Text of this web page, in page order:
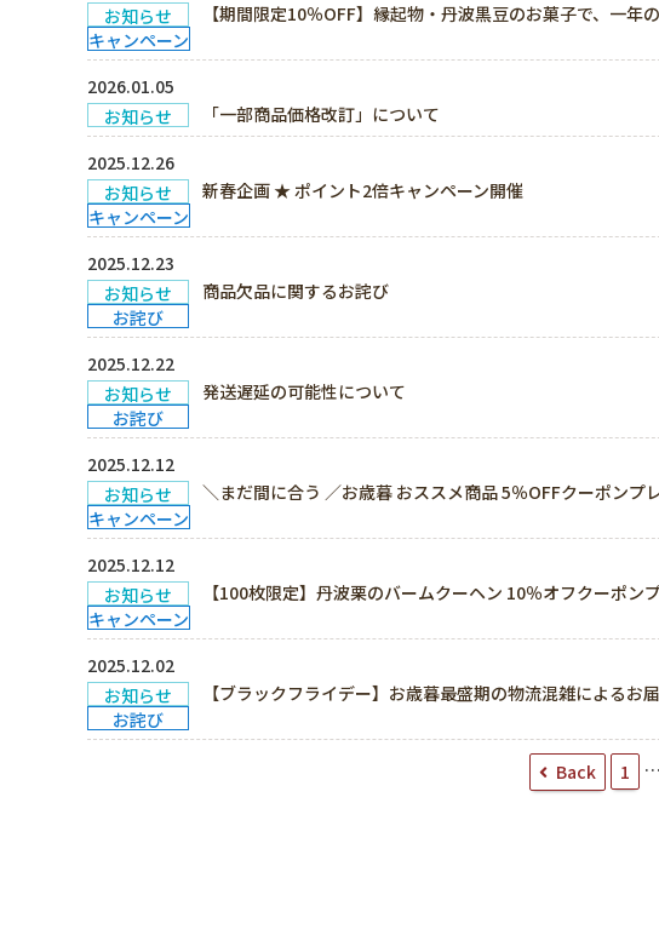
お知らせ
キャンペーン
【期間限定10％OFF】縁起物・丹波黒豆のお菓子で、一年
2026.01.05
お知らせ
「一部商品価格改訂」について
2025.12.26
お知らせ
キャンペーン
新春企画 ★ ポイント2倍キャンペーン開催
2025.12.23
お知らせ
お詫び
商品欠品に関するお詫び
2025.12.22
お知らせ
お詫び
発送遅延の可能性について
2025.12.12
お知らせ
キャンペーン
＼まだ間に合う ／お歳暮 おススメ商品 5％OFFクーポンプ
2025.12.12
お知らせ
キャンペーン
【100枚限定】丹波栗のバームクーヘン 10％オフクーポン
2025.12.02
お知らせ
お詫び
【ブラックフライデー】お歳暮最盛期の物流混雑によるお
Back 1 …